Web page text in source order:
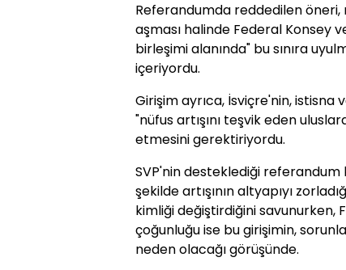
Referandumda reddedilen
aşması halinde Federal Konsey
birleşimi alanında" bu sınıra
içeriyordu.
Girişim ayrıca, İsviçre'nin,
"nüfus artışını teşvik eden
etmesini gerektiriyordu.
SVP'nin desteklediği referandum
şekilde artışının altyapıyı
kimliği değiştirdiğini
çoğunluğu ise bu girişimin,
neden olacağı görüşünde.